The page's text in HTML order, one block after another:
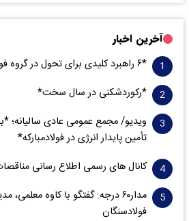
آخرین اخبار
*۶ راهبرد کلیدی برای تحول در گروه فولاد مبارکه*
*رکوردشکنی در سال سخت*
ویدیو/ مجمع عمومی عادی سالیانه؛
تأمین پایدار انرژی در فولادمبارکه*
کانال های رسمی اطلاع رسانی
مدار‌۶٠ درجه: گفتگو با کاوه
فولادسنگان